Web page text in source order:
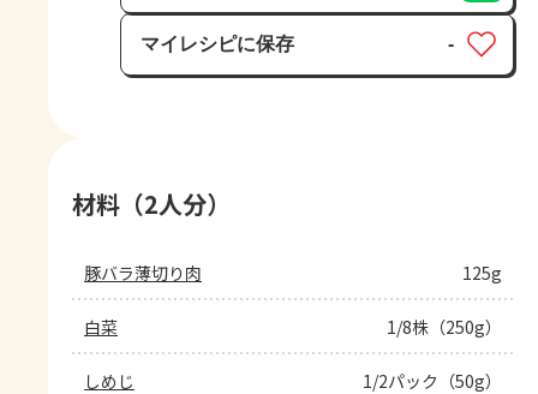
マイレシピに保存
保存済み
-
材料（2人分）
豚バラ薄切り肉 125g
白菜 1/8株（250g）
しめじ 1/2パック（50g）